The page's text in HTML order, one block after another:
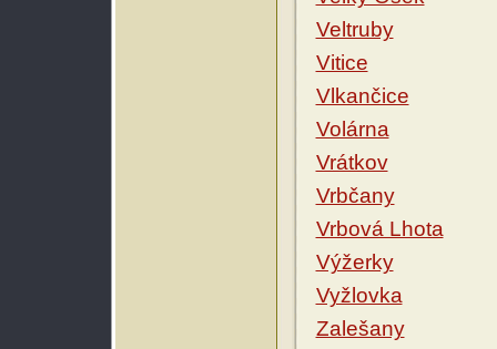
Veltruby
Vitice
Vlkančice
Volárna
Vrátkov
Vrbčany
Vrbová Lhota
Výžerky
Vyžlovka
Zalešany